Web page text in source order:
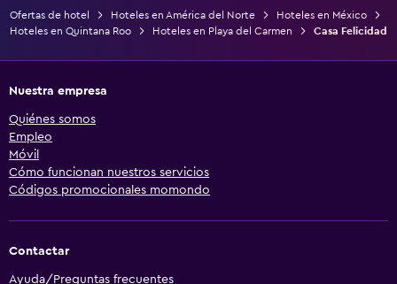
Ofertas de hotel Hoteles en América del Norte
Hoteles en México
Hoteles en Quintana Roo
Hoteles en Playa del Carmen Casa Felicidad
Nuestra empresa
Quiénes somos
Empleo
Móvil
Cómo funcionan nuestros servicios
Códigos promocionales momondo
Contactar
Ayuda/Preguntas frecuentes